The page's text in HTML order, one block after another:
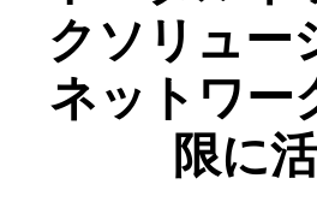
クソリュー
ネットワー
限に